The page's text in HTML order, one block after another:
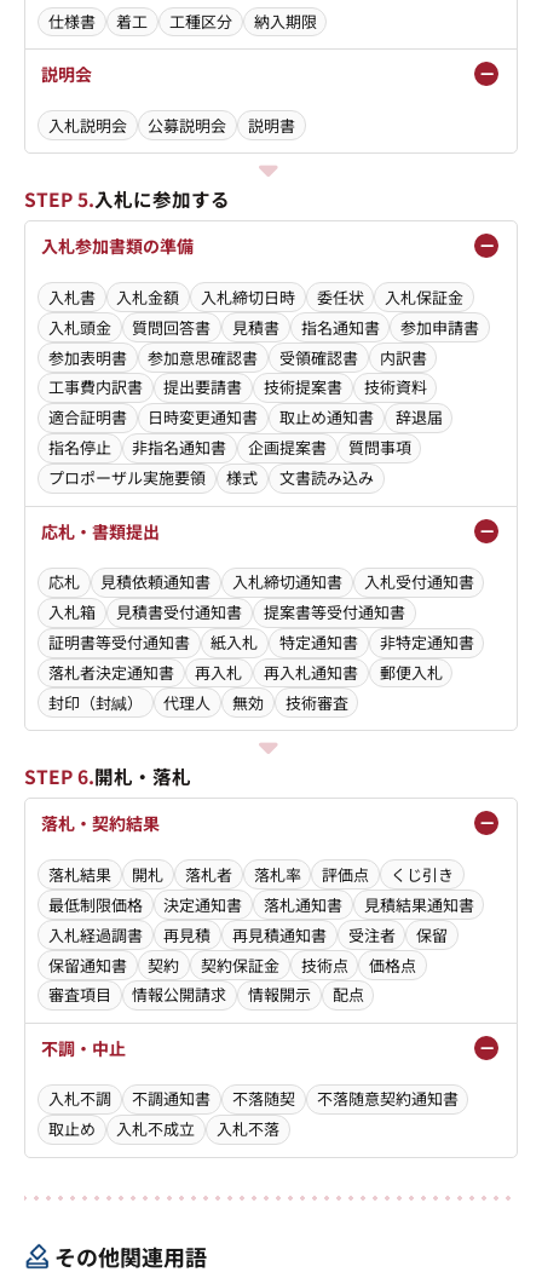
仕様書 着工 工種区分 納入期限
説明会
入札説明会 公募説明会 説明書
STEP 5.入札に参加する
入札参加書類の準備
入札書 入札金額 入札締切日時 委任状
入札保証金
入札頭金
質問回答書 見積書 指名通知書
参加申請書
参加表明書
参加意思確認書 受領確認書
内訳書
工事費内訳書
提出要請書 技術提案書
技術資料
適合証明書
日時変更通知書 取止め通知書
辞退届
指名停止
非指名通知書 企画提案書
質問事項
プロポーザル実施要領
様式 文書読み込み
応札・書類提出
応札 見積依頼通知書 入札締切通知書
入札受付通知書
入札箱
見積書受付通知書
提案書等受付通知書
証明書等受付通知書
紙入札 特定通知書
非特定通知書
落札者決定通知書
再入札 再入札通知書
郵便入札
封印（封緘）
代理人 無効 技術審査
STEP 6.開札・落札
落札・契約結果
落札結果 開札 落札者 落札率 評価点
くじ引き
最低制限価格
決定通知書 落札通知書
見積結果通知書
入札経過調書
再見積 再見積通知書 受注者
保留
保留通知書
契約 契約保証金 技術点
価格点
審査項目
情報公開請求 情報開示 配点
不調・中止
入札不調 不調通知書 不落随契
不落随意契約通知書
取止め
入札不成立 入札不落
その他関連用語